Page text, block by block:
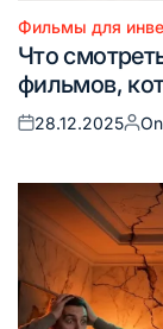
Опубликовано
в
Фильмы для
Что
фильмов,
Опубликовано
28.12.2025